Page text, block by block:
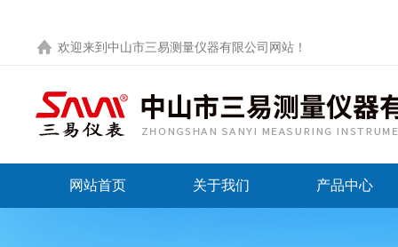
欢迎来到 中山市三易测量仪器有限公司网站 ！
网站首页 关于我们 产品中心